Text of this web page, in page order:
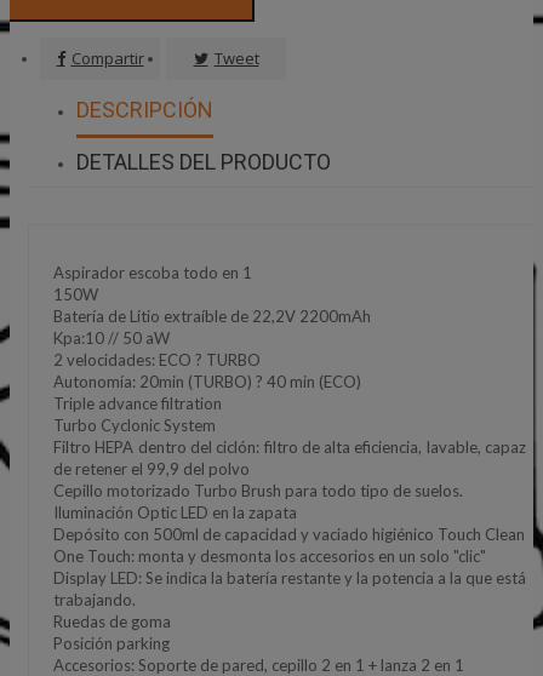
Compartir Tweet
DESCRIPCIÓN
DETALLES DEL PRODUCTO
Aspirador escoba todo en 1
150W
Batería de Lítio extraíble de 22,2V 2200mAh
Kpa:10 // 50 aW
2 velocidades: ECO ? TURBO
Autonomía: 20min (TURBO) ? 40 min (ECO)
Triple advance filtration
Turbo Cyclonic System
Filtro HEPA dentro del ciclón: filtro de alta eficiencia, lavable, capaz
de retener el 99,9 del polvo
Cepillo motorizado Turbo Brush para todo tipo de suelos.
Iluminación Optic LED en la zapata
Depósito con 500ml de capacidad y vaciado higiénico Touch Clean
One Touch: monta y desmonta los accesorios en un solo "clic"
Display LED: Se indica la batería restante y la potencia a la que está
trabajando.
Ruedas de goma
Posición parking
Accesorios: Soporte de pared, cepillo 2 en 1 + lanza 2 en 1